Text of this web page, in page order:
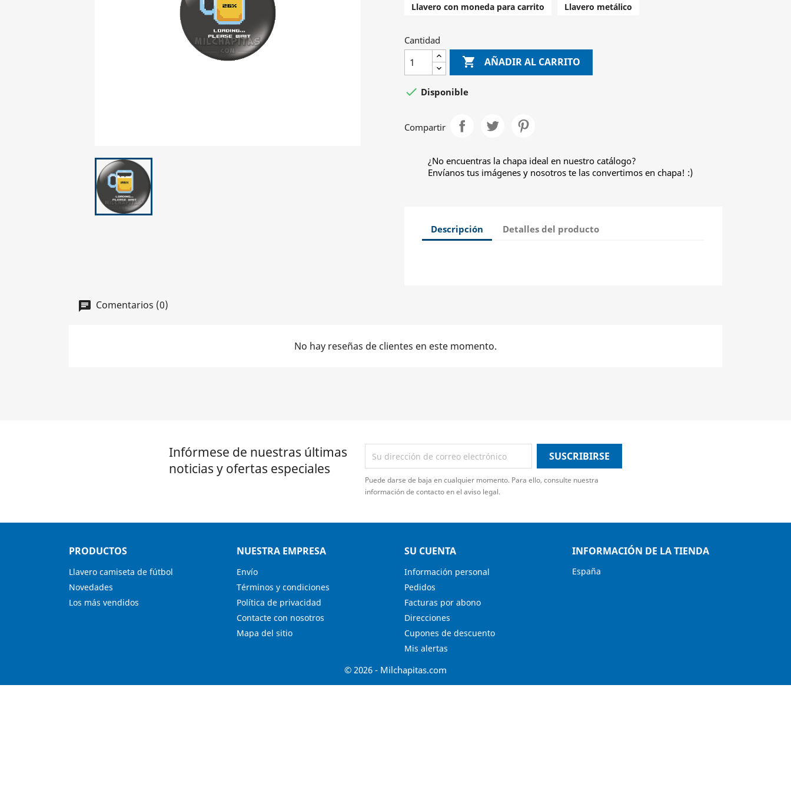
Llavero con moneda para carrito
Llavero metálico
Cantidad
 AÑADIR AL CARRITO
 Disponible
Compartir
¿No encuentras la chapa ideal en nuestro catálogo?
Envíanos tus imágenes y nosotros te las convertimos en chapa! :)
Descripción Detalles del producto
Comentarios (0)
No hay reseñas de clientes en este momento.
Infórmese de nuestras últimas
noticias y ofertas especiales
Puede darse de baja en cualquier momento. Para ello, consulte nuestra
información de contacto en el aviso legal.
PRODUCTOS
Llavero camiseta de fútbol
Novedades
Los más vendidos
NUESTRA EMPRESA
Envío
Términos y condiciones
Política de privacidad
Contacte con nosotros
Mapa del sitio
SU CUENTA
Información personal
Pedidos
Facturas por abono
Direcciones
Cupones de descuento
Mis alertas
INFORMACIÓN DE LA TIENDA
España
© 2026 - Milchapitas.com